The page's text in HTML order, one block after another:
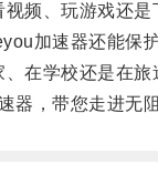
、玩游戏还是
加速器还能保护
学校还是在旅
，带您走进无阻